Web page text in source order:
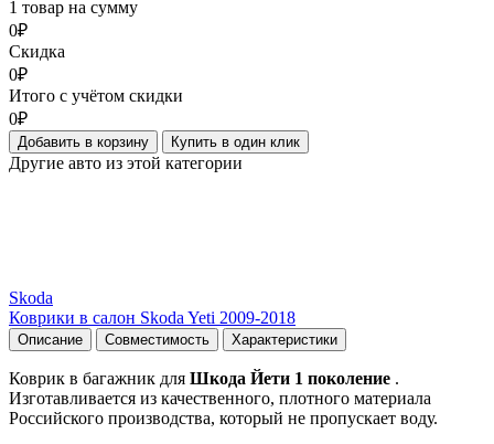
1 товар на сумму
0₽
Скидка
0₽
Итого с учётом скидки
0₽
Добавить в корзину Купить в один клик
Другие авто из этой категории
Skoda
Коврики в салон Skoda Yeti 2009-2018
Описание Совместимость Характеристики
Коврик в багажник для Шкода Йети 1 поколение .
Изготавливается из качественного, плотного материала
Российского производства, который не пропускает воду.